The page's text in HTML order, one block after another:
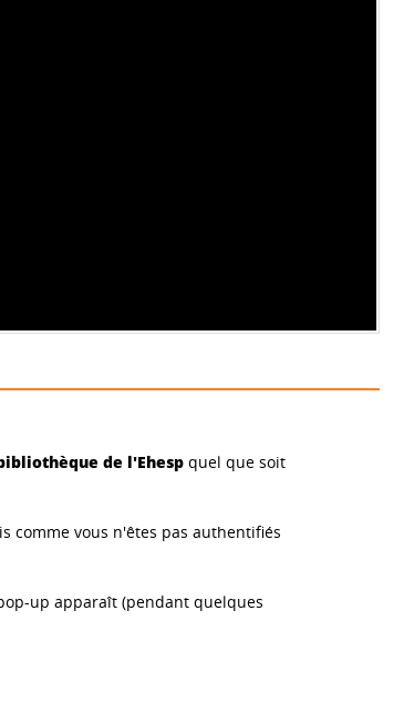
de l'Ehesp quel que soit
comme vous n'êtes pas authentifiés
up apparaît (pendant quelques